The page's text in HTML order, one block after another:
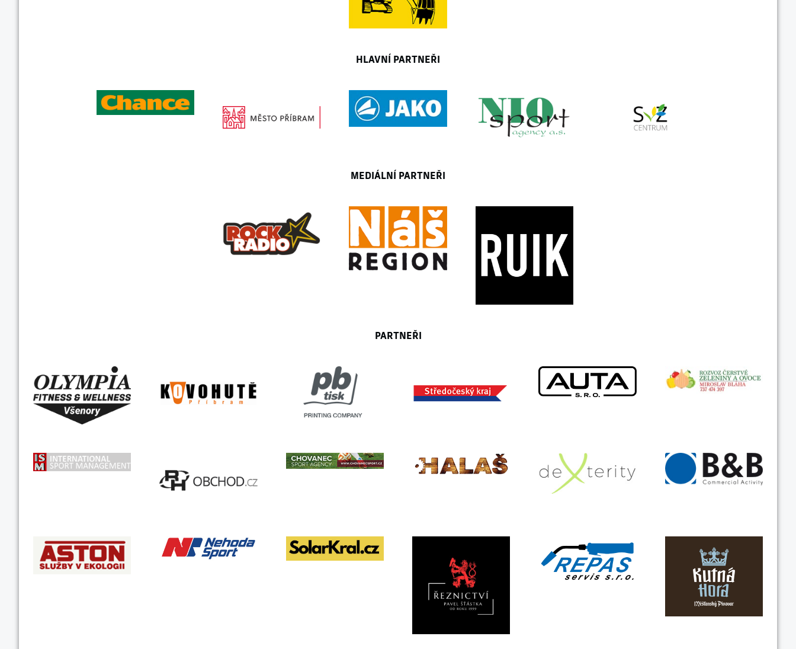
HLAVNÍ PARTNEŘI
MEDIÁLNÍ PARTNEŘI
PARTNEŘI